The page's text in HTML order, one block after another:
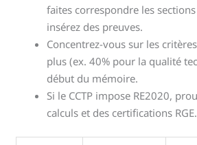
faites correspondre les
insérez des preuves.
Concentrez-vous sur les
plus (ex. 40% pour la qualité
début du mémoire.
Si le CCTP impose RE2020,
calculs et des certifications RGE.